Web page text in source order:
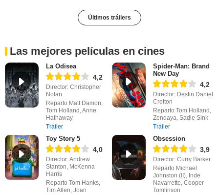
Últimos tráilers
Las mejores películas en cines
La Odisea
4,2
Director: Christopher
Nolan
Reparto Matt Damon,
Tom Holland, Anne
Hathaway
Tráiler
Spider-Man: Brand
New Day
4,2
Director: Destin Daniel
Cretton
Reparto Tom Holland,
Zendaya, Sadie Sink
Tráiler
Toy Story 5
4,0
Director: Andrew
Stanton, McKenna
Harris
Reparto Tom Hanks,
Tim Allen, Joan
Obsession
3,9
Director: Curry Barker
Reparto Michael
Johnston (II), Inde
Navarrette, Cooper
Tomlinson